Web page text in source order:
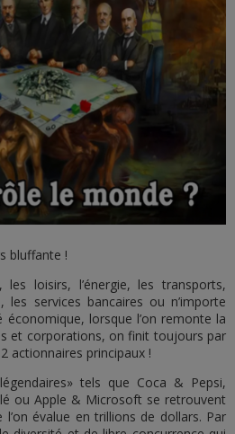
bluffante !
loisirs, l’énergie, les transports,
les services bancaires ou n’importe
économique, lorsque l’on remonte la
et corporations, on finit toujours par
actionnaires principaux !
tels que Coca & Pepsi,
ou Apple & Microsoft se retrouvent
évalue en trillions de dollars. Par